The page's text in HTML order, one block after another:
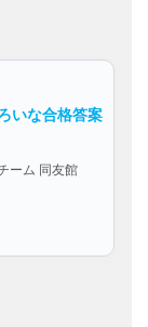
いな合格答案
ーム 同友館